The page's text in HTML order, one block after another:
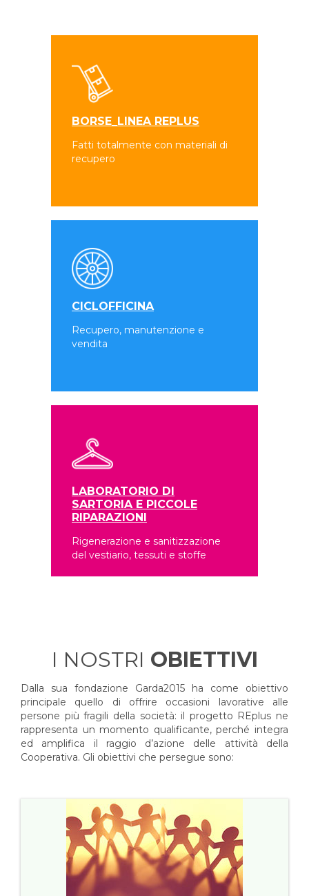
BORSE_LINEA REPLUS
Fatti totalmente con materiali di
recupero
CICLOFFICINA
Recupero, manutenzione e
vendita
LABORATORIO DI
SARTORIA E PICCOLE
RIPARAZIONI
Rigenerazione e sanitizzazione
del vestiario, tessuti e stoffe
I NOSTRI OBIETTIVI
Dalla sua fondazione Garda2015 ha come obiettivo
principale quello di offrire occasioni lavorative alle
persone più fragili della società: il progetto REplus ne
rappresenta un momento qualificante, perché integra
ed amplifica il raggio d’azione delle attività della
Cooperativa. Gli obiettivi che persegue sono: